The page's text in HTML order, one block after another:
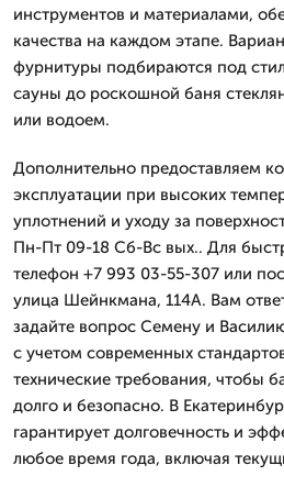
инструментов и материалами,
качества на каждом этапе.
фурнитуры подбираются под
сауны до роскошной баня
или водоем.
Дополнительно предоставляем
эксплуатации при высоких
уплотнений и уходу за
Пн-Пт 09-18 Сб-Вс вых.. Для
телефон +7 993 03-55-307 или
улица Шейнкмана, 114А. Вам
задайте вопрос Семену и
с учетом современных
технические требования, чтобы
долго и безопасно. В
гарантирует долговечность и
любое время года, включая